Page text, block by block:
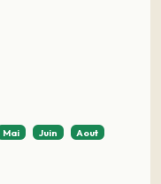
Mai Juin
Aout